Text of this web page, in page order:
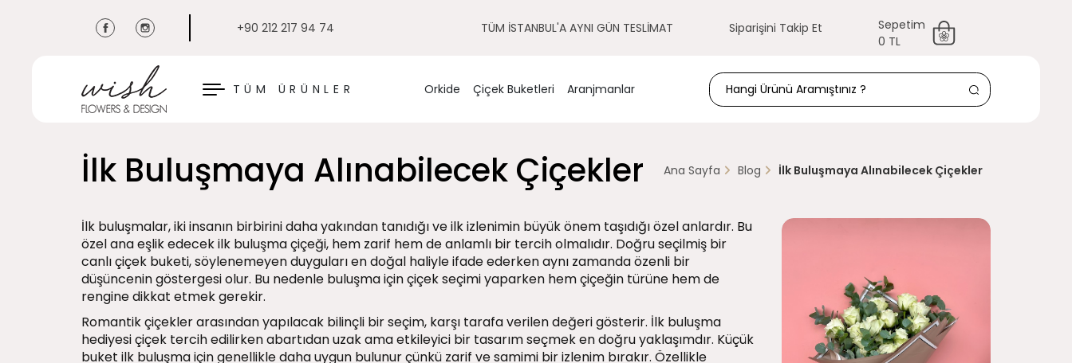
+90 212 217 94 74 TÜM İSTANBUL'A AYNI GÜN TESLİMAT Siparişini Takip Et
Sepetim
0 TL
TÜM ÜRÜNLER
KAPAT Orkide Çiçek Buketleri Aranjmanlar
İlk Buluşmaya Alınabilecek Çiçekler Ana Sayfa Blog İlk Buluşmaya Alınabilecek Çiçekler
İlk buluşmalar, iki insanın birbirini daha yakından tanıdığı ve ilk izlenimin büyük önem taşıdığı özel anlardır. Bu
özel ana eşlik edecek ilk buluşma çiçeği, hem zarif hem de anlamlı bir tercih olmalıdır. Doğru seçilmiş bir
canlı çiçek buketi, söylenemeyen duyguları en doğal haliyle ifade ederken aynı zamanda özenli bir
düşüncenin göstergesi olur. Bu nedenle buluşma için çiçek seçimi yaparken hem çiçeğin türüne hem de
rengine dikkat etmek gerekir.
Romantik çiçekler arasından yapılacak bilinçli bir seçim, karşı tarafa verilen değeri gösterir. İlk buluşma
hediyesi çiçek tercih edilirken abartıdan uzak ama etkileyici bir tasarım seçmek en doğru yaklaşımdır. Küçük
buket ilk buluşma için genellikle daha uygun bulunur çünkü zarif ve samimi bir izlenim bırakır. Özellikle